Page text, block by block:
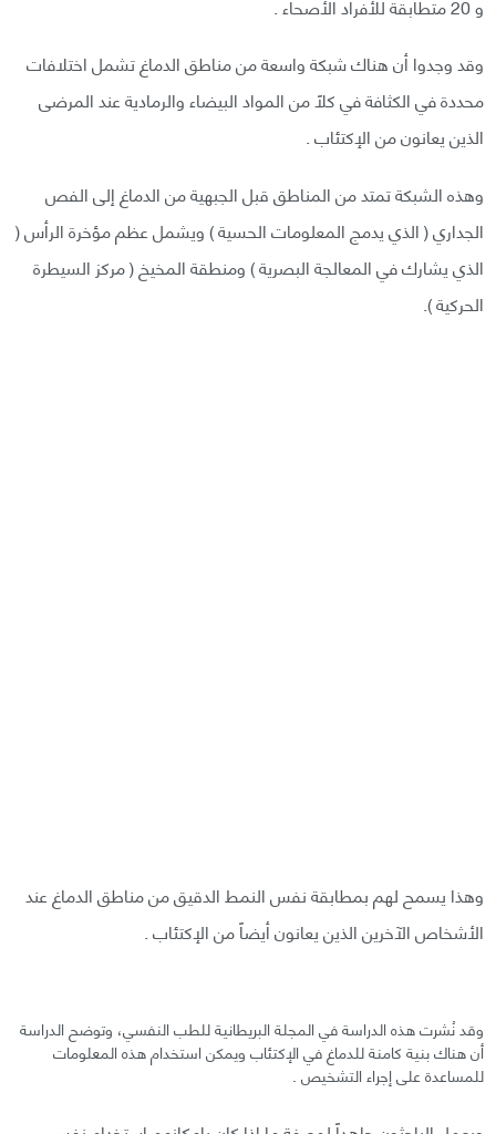
وقد وجدوا أن هناك شبكة واسعة من مناطق الدماغ تشمل اختلافات
محددة في الكثافة في كلاً من المواد البيضاء والرمادية عند المرضى
الذين يعانون من الإكتئاب .
وهذه الشبكة تمتد من المناطق قبل الجبهية من الدماغ إلى الفص
الجداري ( الذي يدمج المعلومات الحسية ) ويشمل عظم مؤخرة الرأس (
الذي يشارك في المعالجة البصرية ) ومنطقة المخيخ ( مركز السيطرة
الحركية ).
وهذا يسمح لهم بمطابقة نفس النمط الدقيق من مناطق الدماغ عند
الأشخاص الآخرين الذين يعانون أيضاً من الإكتئاب .
وقد نُشرت هذه الدراسة في المجلة البريطانية للطب النفسي، وتوضح الدراسة
أن هناك بنية كامنة للدماغ في الإكتئاب ويمكن استخدام هذه المعلومات
للمساعدة على إجراء التشخيص .